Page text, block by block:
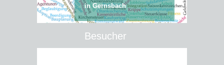
in Gernsbach
Besucher